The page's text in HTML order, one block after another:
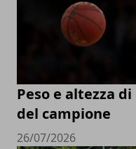
Peso e altezza
del campione
26/07/2026